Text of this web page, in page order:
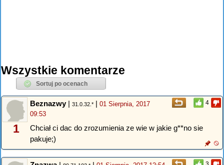
Wszystkie komentarze
4
1
Beznazwy| 31.0.32.* | 01 Sierpnia, 2017
09:53
Chciał ci dac do zrozumienia ze wie w jakie g**no sie
pakuje;)